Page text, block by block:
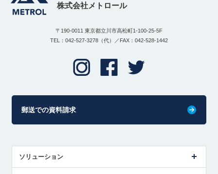
株式会社メトロール
〒190-0011 東京都立川市高松町1-100-25-5F
TEL：042-527-3278（代）／FAX：042-528-1442
郵送での資料請求
ソリューション